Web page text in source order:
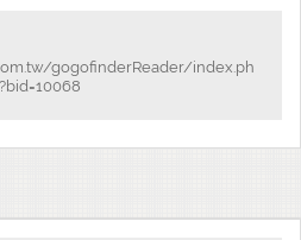
gogofinderReader/index.ph